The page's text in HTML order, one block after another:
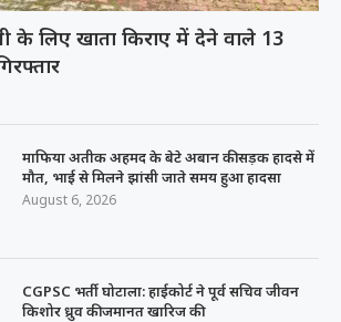
के लिए खाता किराए में देने वाले 13
माफिया अतीक अहमद के बेटे अबान की सड़क हादसे में
मौत, भाई से मिलने झांसी जाते समय हुआ हादसा
August 6, 2026
CGPSC भर्ती घोटाला: हाईकोर्ट ने पूर्व सचिव जीवन
किशोर ध्रुव की जमानत खारिज की